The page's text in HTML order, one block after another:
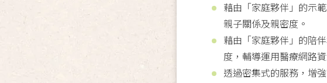
藉由「家庭夥伴」的示
親子關係及親密度。
藉由「家庭夥伴」的陪
度，輔導運用醫療網路
透過密集式的服務，增